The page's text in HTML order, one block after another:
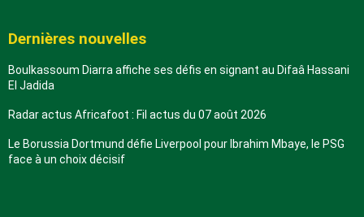
Dernières nouvelles
Boulkassoum Diarra affiche ses défis en signant au Difaâ Hassani
El Jadida
Radar actus Africafoot : Fil actus du 07 août 2026
Le Borussia Dortmund défie Liverpool pour Ibrahim Mbaye, le PSG
face à un choix décisif